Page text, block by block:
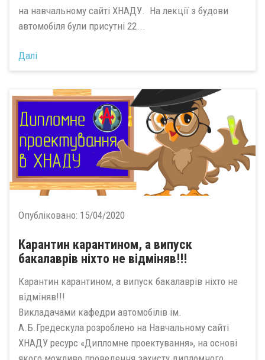
на навчальному сайті ХНАДУ. На лекції з будови
автомобіля були присутні 22...
Далі
Опубліковано: 15/04/2020
Карантин карантином, а випуск
бакалаврів ніхто не відміняв!!!
Карантин карантином, а випуск бакалаврів ніхто не
відміняв!!!
Викладачами кафедри автомобілів ім.
А.Б.Гредескула розроблено на Навчальному сайті
ХНАДУ ресурс «Дипломне проектування», на основі